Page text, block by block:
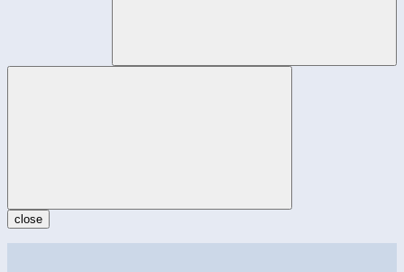
close